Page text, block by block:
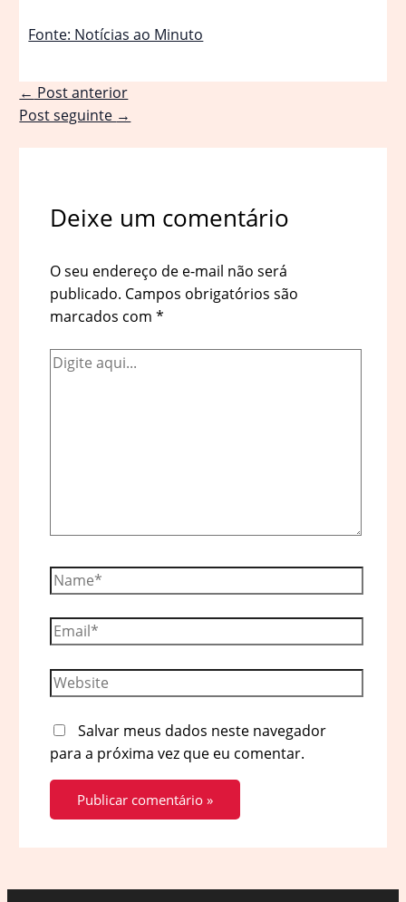
Fonte: Notícias ao Minuto
← Post anterior
Post seguinte →
Deixe um comentário
O seu endereço de e-mail não será
publicado. Campos obrigatórios são
marcados com *
Digite
Name*
Email*
Website
Salvar meus dados neste navegador
para a próxima vez que eu comentar.